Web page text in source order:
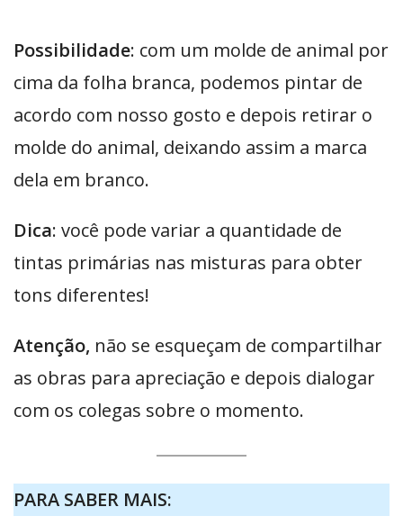
Possibilidade: com um molde de animal por
cima da folha branca, podemos pintar de
acordo com nosso gosto e depois retirar o
molde do animal, deixando assim a marca
dela em branco.
Dica: você pode variar a quantidade de
tintas primárias nas misturas para obter
tons diferentes!
Atenção, não se esqueçam de compartilhar
as obras para apreciação e depois dialogar
com os colegas sobre o momento.
PARA SABER MAIS: